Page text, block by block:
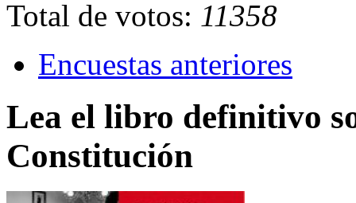
Total de votos: 11358
Encuestas anteriores
Lea el libro definitivo
Constitución